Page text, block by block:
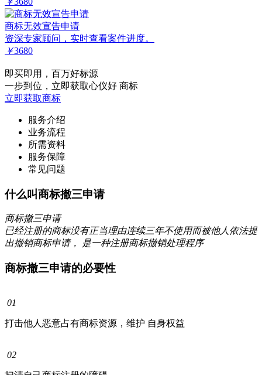
商标无效宣告申请
资深专家顾问，实时查看案件进度。
￥3680
即买即用，百万好标源
一步到位，立即获取心仪好 商标
立即获取商标
服务介绍
业务流程
所需资料
服务保障
常见问题
什么叫商标撤三申请
商标撤三申请
已经注册的商标没有正当理由连续三年不使用而被他人依法提
出撤销商标申请， 是一种注册商标撤销处理程序
商标撤三申请的必要性
01
打击他人恶意占有商标资源，维护 自身权益
02